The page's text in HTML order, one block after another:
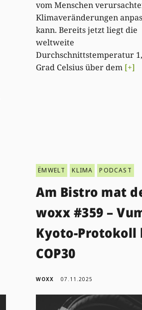
vom Menschen
Klimaveränderungen
kann. Bereits jetzt liegt die
weltweite
Durchschnittstemperatur
Grad Celsius über dem [+]
ËMWELT KLIMA PODCAST
Am Bistro mat
woxx #359 –
Kyoto-Protokoll
COP30
WOXX 07.11.2025